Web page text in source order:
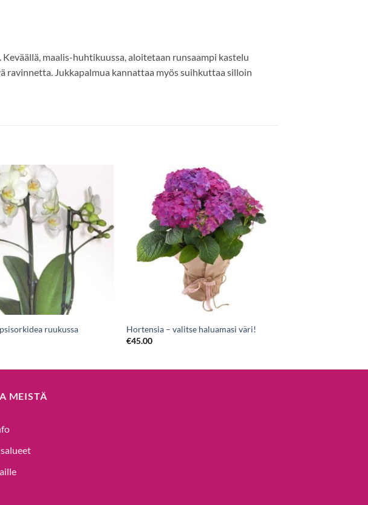
maalis-huhtikuussa, aloitetaan runsaampi kastelu
Jukkapalmua kannattaa myös suihkuttaa silloin
ruukussa
Hortensia – valitse haluamasi väri!
€45.00
MEISTÄ